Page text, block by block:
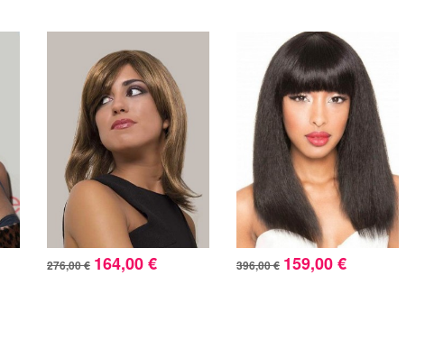
276,00 € 164,00 € 396,00 € 159,00 €